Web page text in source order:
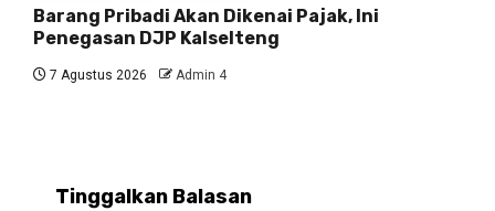
Barang Pribadi Akan Dikenai Pajak, Ini
Penegasan DJP Kalselteng
7 Agustus 2026 Admin 4
Tinggalkan Balasan